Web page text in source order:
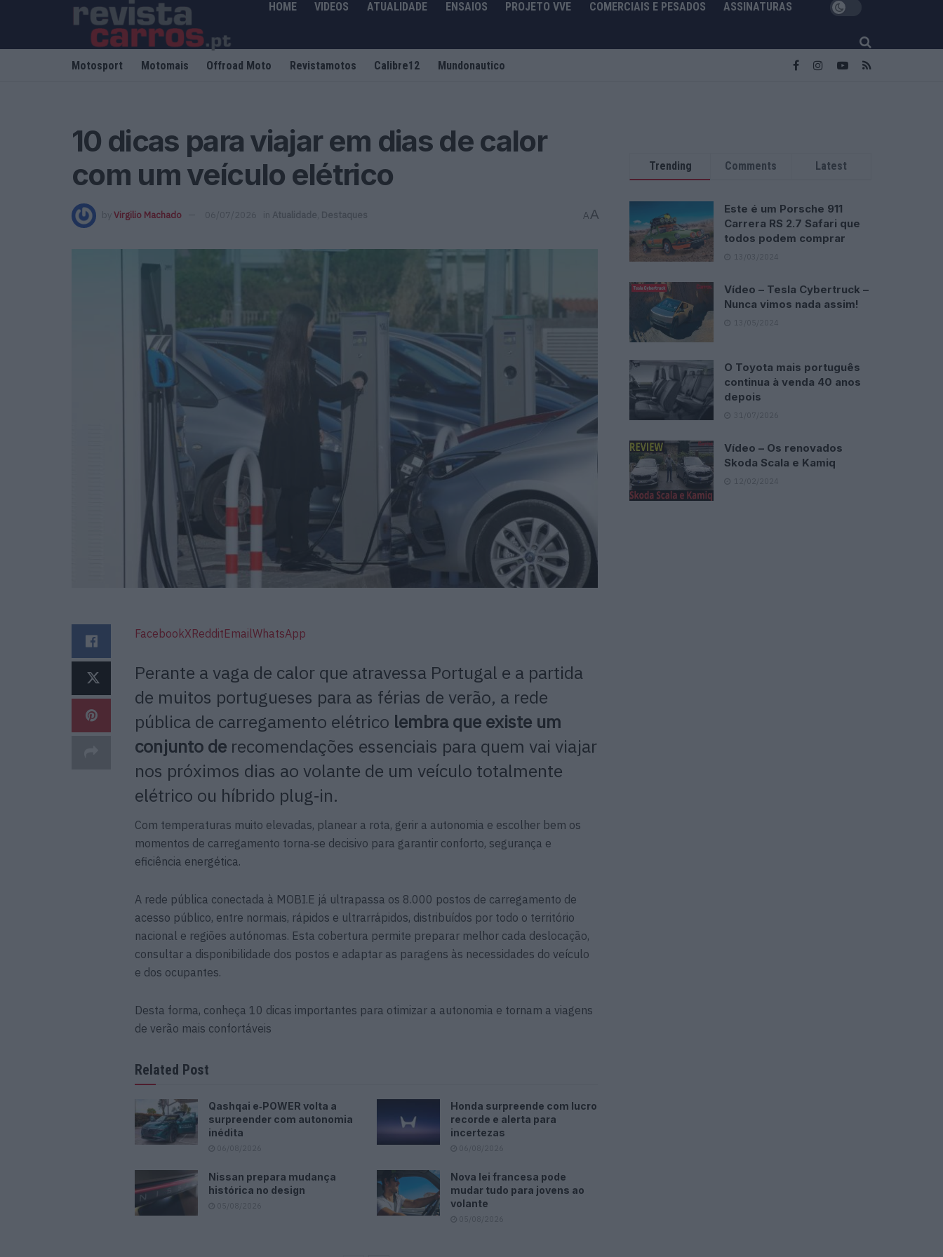
HOME VIDEOS ATUALIDADE ENSAIOS PROJETO VVE COMERCIAIS E PESADOS ASSINATURAS
Motosport Motomais Offroad Moto Revistamotos Calibre12 Mundonautico
10 dicas para viajar em dias de calor
com um veículo elétrico
by Virgilio Machado 06/07/2026 in Atualidade Destaques AA
FacebookXRedditEmailWhatsApp
Perante a vaga de calor que atravessa Portugal e a partida
de muitos portugueses para as férias de verão, a rede
pública de carregamento elétrico lembra que existe um
conjunto de recomendações essenciais para quem vai viajar
nos próximos dias ao volante de um veículo totalmente
elétrico ou híbrido plug‑in.
Com temperaturas muito elevadas, planear a rota, gerir a autonomia e escolher bem os
momentos de carregamento torna‑se decisivo para garantir conforto, segurança e
eficiência energética.
A rede pública conectada à MOBI.E já ultrapassa os 8.000 postos de carregamento de
acesso público, entre normais, rápidos e ultrarrápidos, distribuídos por todo o território
nacional e regiões autónomas. Esta cobertura permite preparar melhor cada deslocação,
consultar a disponibilidade dos postos e adaptar as paragens às necessidades do veículo
e dos ocupantes.
Desta forma, conheça 10 dicas importantes para otimizar a autonomia e tornam a viagens
de verão mais confortáveis
Related Post
Qashqai e‑POWER volta a
surpreender com autonomia
inédita
Honda surpreende com lucro
recorde e alerta para
incertezas
Nissan prepara mudança
histórica no design
Nova lei francesa pode
mudar tudo para jovens ao
volante
Trending Comments Latest
Este é um Porsche 911
Carrera RS 2.7 Safari que
todos podem comprar
13/03/2024
Vídeo – Tesla Cybertruck –
Nunca vimos nada assim!
13/05/2024
O Toyota mais português
continua à venda 40 anos
depois
31/07/2026
Vídeo – Os renovados
Skoda Scala e Kamiq
12/02/2024